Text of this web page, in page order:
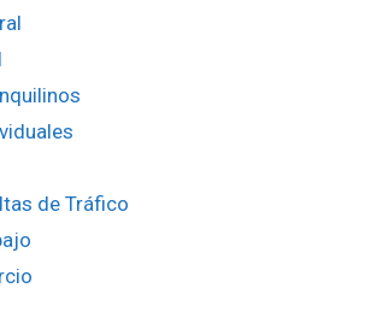
de Tráfico